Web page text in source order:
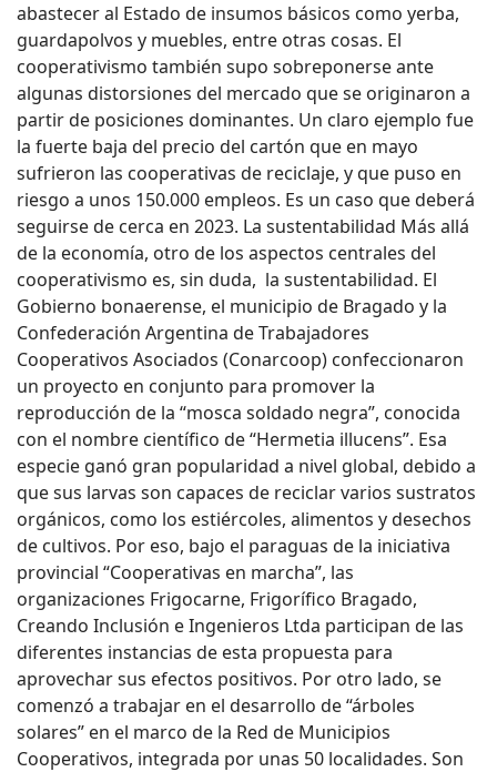
abastecer al Estado de insumos básicos como yerba,
guardapolvos y muebles, entre otras cosas. El
cooperativismo también supo sobreponerse ante
algunas distorsiones del mercado que se originaron a
partir de posiciones dominantes. Un claro ejemplo fue
la fuerte baja del precio del cartón que en mayo
sufrieron las cooperativas de reciclaje, y que puso en
riesgo a unos 150.000 empleos. Es un caso que deberá
seguirse de cerca en 2023. La sustentabilidad Más allá
de la economía, otro de los aspectos centrales del
cooperativismo es, sin duda, la sustentabilidad. El
Gobierno bonaerense, el municipio de Bragado y la
Confederación Argentina de Trabajadores
Cooperativos Asociados (Conarcoop) confeccionaron
un proyecto en conjunto para promover la
reproducción de la “mosca soldado negra”, conocida
con el nombre científico de “Hermetia illucens”. Esa
especie ganó gran popularidad a nivel global, debido a
que sus larvas son capaces de reciclar varios sustratos
orgánicos, como los estiércoles, alimentos y desechos
de cultivos. Por eso, bajo el paraguas de la iniciativa
provincial “Cooperativas en marcha”, las
organizaciones Frigocarne, Frigorífico Bragado,
Creando Inclusión e Ingenieros Ltda participan de las
diferentes instancias de esta propuesta para
aprovechar sus efectos positivos. Por otro lado, se
comenzó a trabajar en el desarrollo de “árboles
solares” en el marco de la Red de Municipios
Cooperativos, integrada por unas 50 localidades. Son